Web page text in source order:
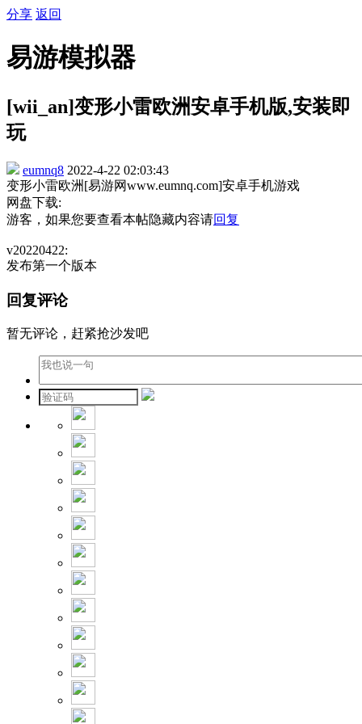
分享 返回
易游模拟器
[wii_an]变形小雷欧洲安卓手机版,安装即
玩
eumnq8 2022-4-22 02:03:43
变形小雷欧洲[易游网www.eumnq.com]安卓手机游戏
网盘下载:
游客，如果您要查看本帖隐藏内容请回复
v20220422:
发布第一个版本
回复评论
暂无评论，赶紧抢沙发吧